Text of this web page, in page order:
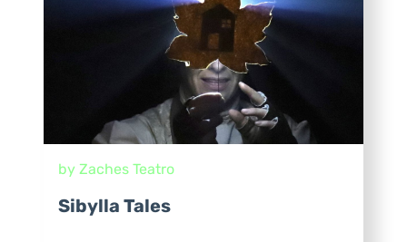
by Zaches Teatro
Sibylla Tales